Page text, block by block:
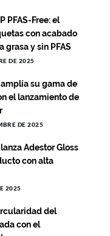
PFAS-Free: el
con acabado
grasa y sin PFAS
DE 2025
su gama de
el lanzamiento de
DE 2025
Adestor Gloss
con alta
2025
del
con el